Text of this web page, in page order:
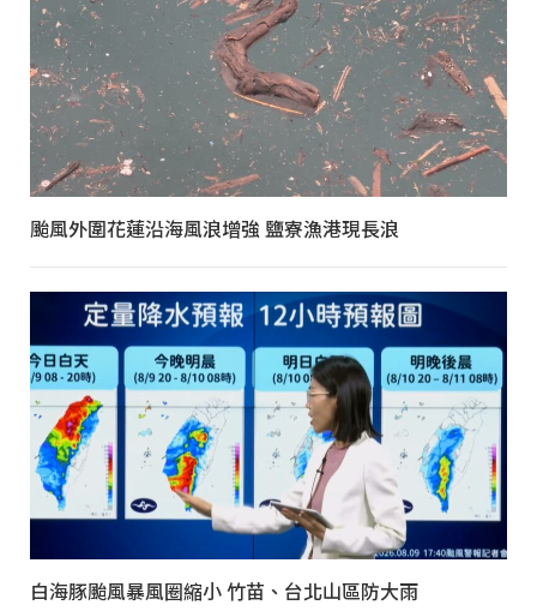
颱風外圍花蓮沿海風浪增強 鹽寮漁港現長浪
白海豚颱風暴風圈縮小 竹苗、台北山區防大雨